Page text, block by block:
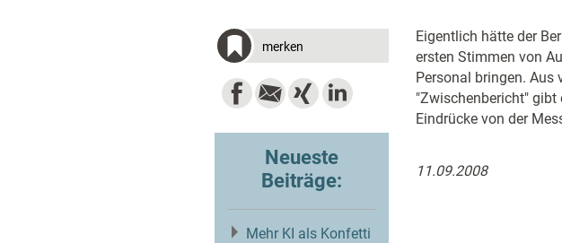
merken
Neueste
Beiträge:
Mehr KI als Konfetti
Eigentlich hätte der
ersten Stimmen von
Personal bringen. Aus
"Zwischenbericht" gibt
Eindrücke von der
11.09.2008